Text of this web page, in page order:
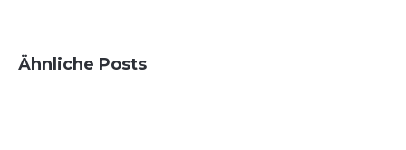
Ähnliche Posts